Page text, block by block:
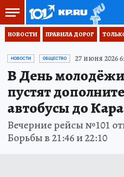
НОВОСТИ ПРАВИЛА ДОРОГ
НОВОСТИ ОБЩЕСТВО 27 июня 2026
В День
пустят
автобусы до
Вечерние рейсы №101
Борьбы в 21:46 и 22:10